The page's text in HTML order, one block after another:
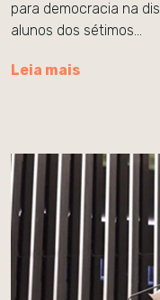
para democracia na
alunos dos sétimos…
Leia mais